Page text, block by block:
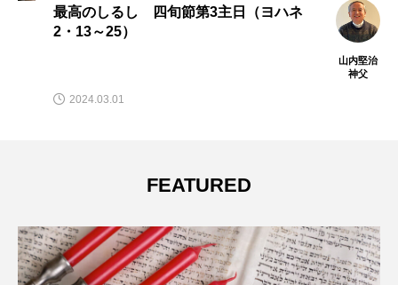
最高のしるし 四旬節第3主日（ヨハネ
2・13～25）
山内堅治
神父
2024.03.01
FEATURED